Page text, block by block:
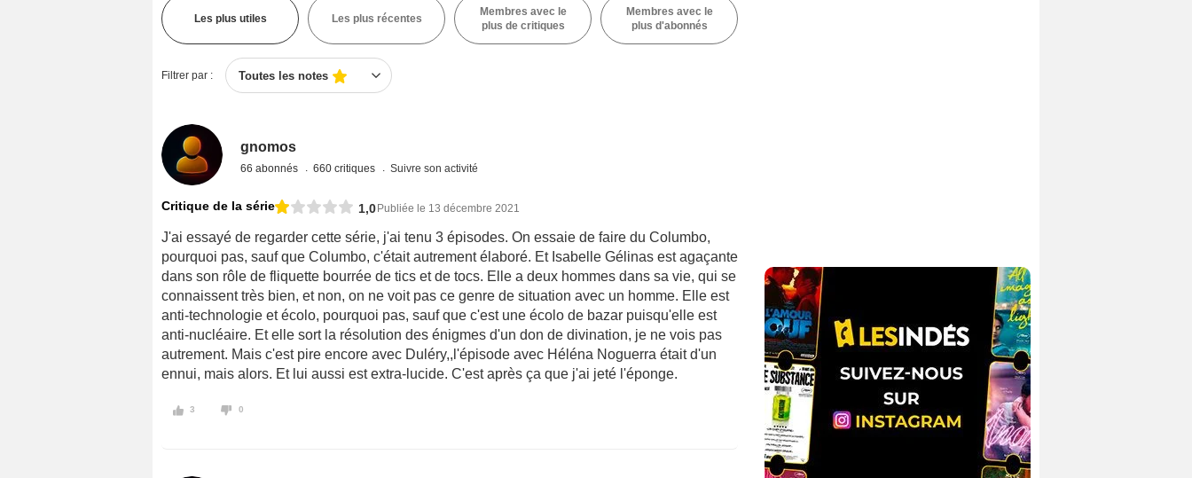
Les plus utiles Les plus récentes
Membres avec le
plus de critiques
Membres avec le
plus d'abonnés
Filtrer par : Toutes les notes
gnomos
66 abonnés 660 critiques Suivre son activité
Critique de la série 1,0Publiée le 13 décembre 2021
J'ai essayé de regarder cette série, j'ai tenu 3 épisodes. On essaie de faire du Columbo,
pourquoi pas, sauf que Columbo, c'était autrement élaboré. Et Isabelle Gélinas est agaçante
dans son rôle de fliquette bourrée de tics et de tocs. Elle a deux hommes dans sa vie, qui se
connaissent très bien, et non, on ne voit pas ce genre de situation avec un homme. Elle est
anti-technologie et écolo, pourquoi pas, sauf que c'est une écolo de bazar puisqu'elle est
anti-nucléaire. Et elle sort la résolution des énigmes d'un don de divination, je ne vois pas
autrement. Mais c'est pire encore avec Duléry,,l'épisode avec Héléna Noguerra était d'un
ennui, mais alors. Et lui aussi est extra-lucide. C'est après ça que j'ai jeté l'éponge.
3 0